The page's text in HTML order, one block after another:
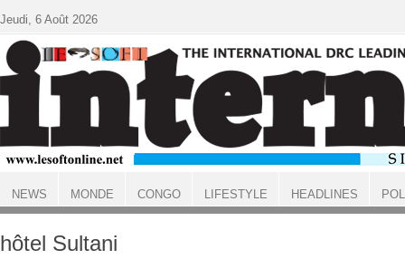
ACCUEIL
hôtel Sultani
Jeudi, 6 Août 2026
NEWS MONDE CONGO LIFESTYLE HEADLINES